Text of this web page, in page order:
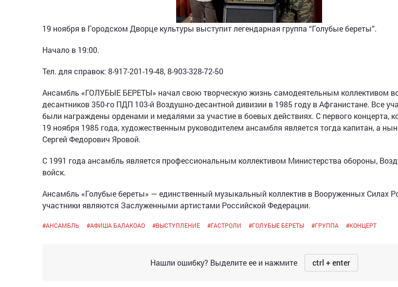
19 ноября в Городском Дворце культуры выступит легендарная группа “Голубые береты”.
Начало в 19:00.
Тел. для справок: 8-917-201-19-48, 8-903-328-72-50
Ансамбль «ГОЛУБЫЕ БЕРЕТЫ» начал свою творческую жизнь самодеятельным коллективом
десантников 350-го ПДП 103-й Воздушно-десантной дивизии в 1985 году в Афганистане. Все
были награждены орденами и медалями за участие в боевых действиях. С первого концерта,
19 ноября 1985 года, художественным руководителем ансамбля является тогда капитан, а
Сергей Федорович Яровой.
С 1991 года ансамбль является профессиональным коллективом Министерства обороны,
войск.
Ансамбль «Голубые береты» — единственный музыкальный коллектив в Вооруженных Силах
участники являются Заслуженными артистами Российской Федерации.
#АНСАМБЛЬ #АФИША БАЛАКОАО #ВЫСТУПЛЕНИЕ #ГАСТРОЛИ #ГОЛУБЫЕ БЕРЕТЫ #ГРУППА #КОНЦЕРТ
Нашли ошибку? Выделите ее и нажмите ctrl + enter